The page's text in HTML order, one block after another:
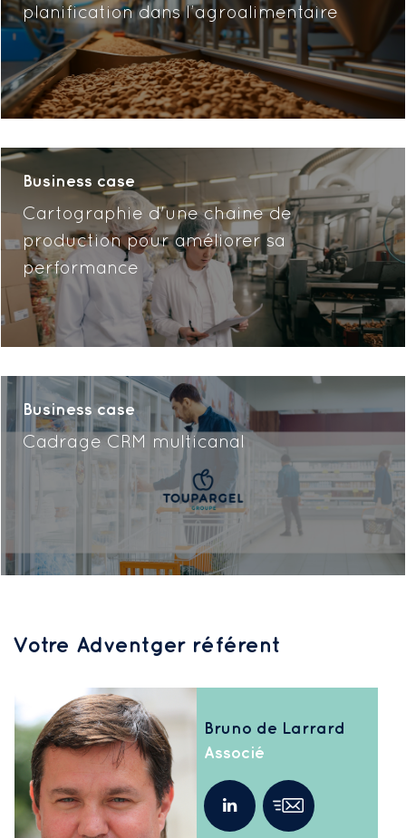
planification dans l’agroalimentaire
Business case
Cartographie d'une chaine de
production pour améliorer sa
performance
Business case
Cadrage CRM multicanal
Votre Adventger référent
Bruno de Larrard
Associé